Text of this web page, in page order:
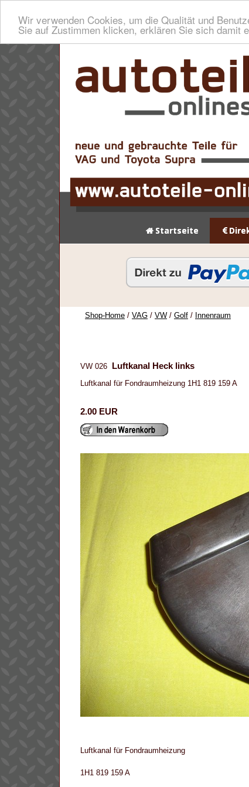
Wir verwenden Cookies, um die Qualität und
Sie auf Zustimmen klicken, erklären Sie sich damit
Startseite
Shop-Home / VAG / VW / Golf / Innenraum
VW 026 Luftkanal Heck links
Luftkanal für Fondraumheizung 1H1 819 159 A
2.00 EUR
Luftkanal für Fondraumheizung
1H1 819 159 A